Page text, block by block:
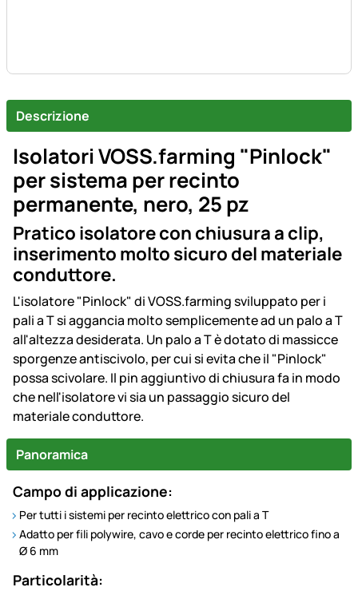
Descrizione
Isolatori VOSS.farming "Pinlock"
per sistema per recinto
permanente, nero, 25 pz
Pratico isolatore con chiusura a clip,
inserimento molto sicuro del materiale
conduttore.
L'isolatore "Pinlock" di VOSS.farming sviluppato per i
pali a T si aggancia molto semplicemente ad un palo a T
all'altezza desiderata. Un palo a T è dotato di massicce
sporgenze antiscivolo, per cui si evita che il "Pinlock"
possa scivolare. Il pin aggiuntivo di chiusura fa in modo
che nell'isolatore vi sia un passaggio sicuro del
materiale conduttore.
Panoramica
Campo di applicazione:
Per tutti i sistemi per recinto elettrico con pali a T
Adatto per fili polywire, cavo e corde per recinto elettrico fino a
Ø 6 mm
Particolarità: